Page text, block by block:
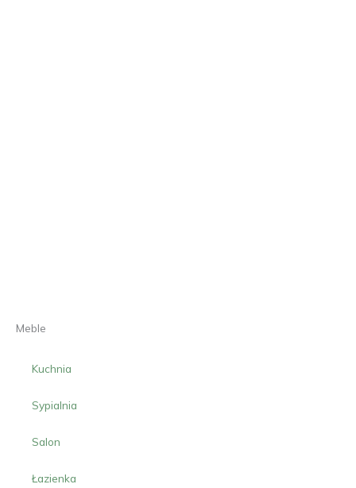
Meble
Kuchnia
Sypialnia
Salon
Łazienka